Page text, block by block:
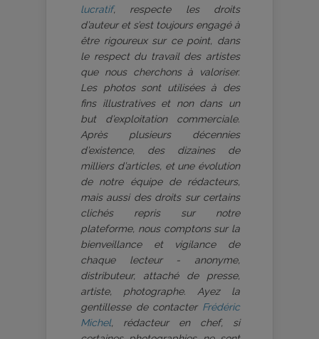
lucratif, respecte les droits
d’auteur et s’est toujours engagé à
être rigoureux sur ce point, dans
le respect du travail des artistes
que nous cherchons à valoriser.
Les photos sont utilisées à des
fins illustratives et non dans un
but d’exploitation commerciale.
Après plusieurs décennies
d’existence, des dizaines de
milliers d’articles, et une évolution
de notre équipe de rédacteurs,
mais aussi des droits sur certains
clichés repris sur notre
plateforme, nous comptons sur la
bienveillance et vigilance de
chaque lecteur - anonyme,
distributeur, attaché de presse,
artiste, photographe. Ayez la
gentillesse de contacter Frédéric
Michel, rédacteur en chef, si